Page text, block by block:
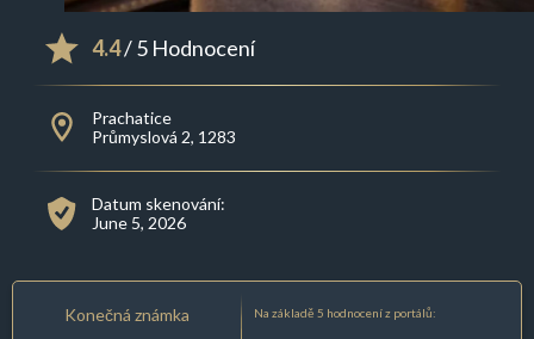
4.4/ 5 Hodnocení
Prachatice
Průmyslová 2, 1283
Datum skenování:
June 5, 2026
Konečná známka Na základě 5 hodnocení z portálů: